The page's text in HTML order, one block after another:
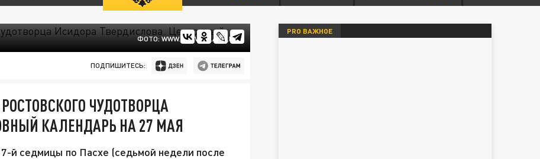
ФОТО: WWW.PRAVOSLAVIE.RU
ПОДПИШИТЕСЬ:
ЧУДОТВОРЦА
КАЛЕНДАРЬ НА 27 МАЯ
й седмицы по Пасхе (седьмой недели после
PRO ВАЖНОЕ